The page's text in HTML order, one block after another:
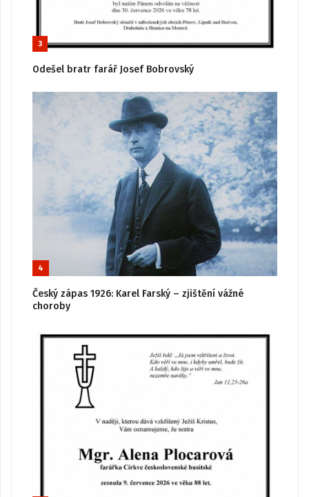
3
Odešel bratr farář Josef Bobrovský
4
Český zápas 1926: Karel Farský – zjištění vážné
choroby